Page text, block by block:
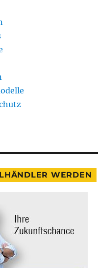
WERDEN